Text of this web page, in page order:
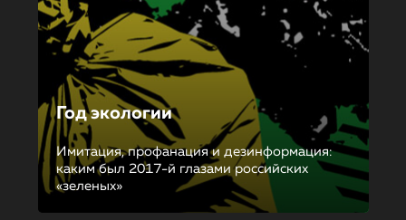
Год экологии
Имитация, профанация и дезинформация:
каким был 2017-й глазами российских
«зеленых»